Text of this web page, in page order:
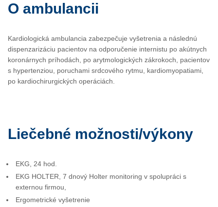
O ambulancii
Kardiologická ambulancia zabezpečuje vyšetrenia a následnú
dispenzarizáciu pacientov na odporučenie internistu po akútnych
koronárnych príhodách, po arytmologických zákrokoch, pacientov
s hypertenziou, poruchami srdcového rytmu, kardiomyopatiami,
po kardiochirurgických operáciách.
Liečebné možnosti/výkony
EKG, 24 hod.
EKG HOLTER, 7 dnový Holter monitoring v spolupráci s
externou firmou,
Ergometrické vyšetrenie